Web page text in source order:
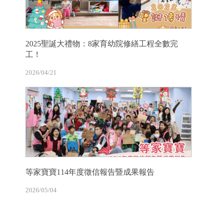
2025聖誕大禮物：8家育幼院修繕工程全數完
工！
2026/04/21
等家寶寶114年度徵信報告暨成果報告
2026/05/04